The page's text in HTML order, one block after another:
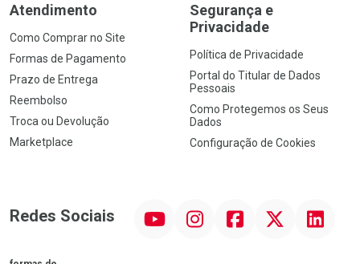
Atendimento
Como Comprar no Site
Formas de Pagamento
Prazo de Entrega
Reembolso
Troca ou Devolução
Marketplace
Segurança e
Privacidade
Política de Privacidade
Portal do Titular de Dados
Pessoais
Como Protegemos os Seus
Dados
Configuração de Cookies
Redes Sociais InstagramFacebook Linkedin